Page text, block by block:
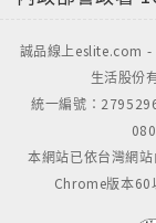
誠品線上eslite.com
生活股份
統一編號：
本網站已依台灣網
Chrome版本